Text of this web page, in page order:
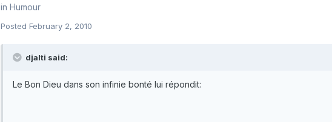
in Humour
Posted February 2, 2010
djalti said:
Le Bon Dieu dans son infinie bonté lui répondit: